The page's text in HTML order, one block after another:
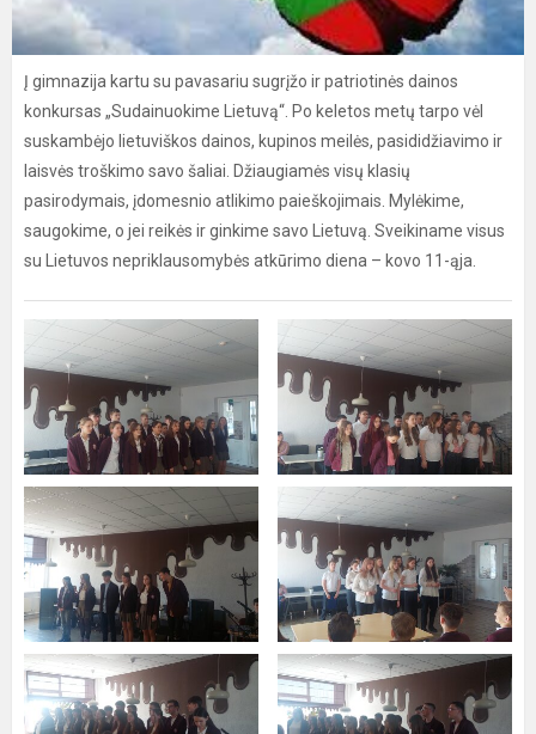
Į gimnazija kartu su pavasariu sugrįžo ir patriotinės dainos
konkursas „Sudainuokime Lietuvą“. Po keletos metų tarpo vėl
suskambėjo lietuviškos dainos, kupinos meilės, pasididžiavimo ir
laisvės troškimo savo šaliai. Džiaugiamės visų klasių
pasirodymais, įdomesnio atlikimo paieškojimais. Mylėkime,
saugokime, o jei reikės ir ginkime savo Lietuvą. Sveikiname visus
su Lietuvos nepriklausomybės atkūrimo diena – kovo 11-ąja.